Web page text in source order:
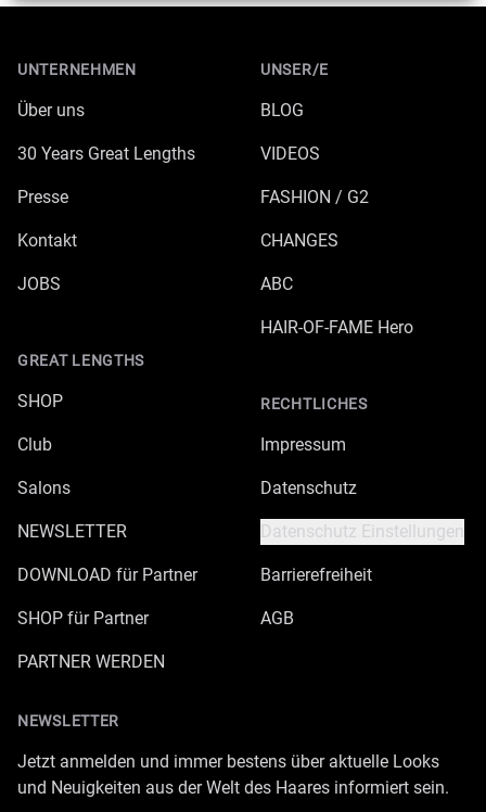
UNTERNEHMEN
Über uns
30 Years Great Lengths
Presse
Kontakt
JOBS
GREAT LENGTHS
SHOP
Club
Salons
NEWSLETTER
DOWNLOAD für Partner
SHOP für Partner
PARTNER WERDEN
UNSER/E
BLOG
VIDEOS
FASHION / G2
CHANGES
ABC
HAIR-OF-FAME Hero
RECHTLICHES
Impressum
Datenschutz
Datenschutz Einstellungen
Barrierefreiheit
AGB
NEWSLETTER
Jetzt anmelden und immer bestens über aktuelle Looks
und Neuigkeiten aus der Welt des Haares informiert sein.